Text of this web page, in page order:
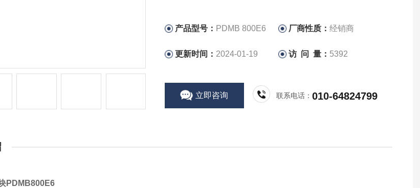
产品型号： PDMB 800E6 厂商性质：经销商
更新时间： 2024-01-19 访 问 量： 5392
立即咨询 联系电话：010-64824799
PDMB800E6